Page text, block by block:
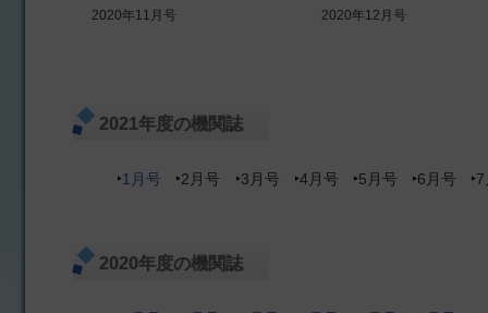
2020年11月号 2020年12月号
2021年度の機関誌
1月号 2月号 3月号 4月号 5月号 6月号
2020年度の機関誌